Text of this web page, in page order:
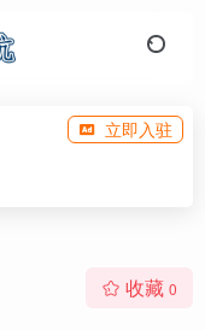
立即入驻
收藏 0